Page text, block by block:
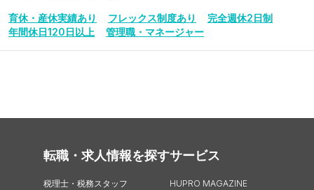
育休・産休実績あり フレックス制度あり
完全週休2日制
年間休日120日以上
管理職・マネージャー
転職・求人情報を探す
税理士・税務スタッフ
サービス
HUPRO MAGAZINE